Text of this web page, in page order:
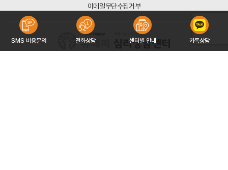
이메일무단수집거부
SMS 비용문의 전화상담 센터별 안내 카톡상담